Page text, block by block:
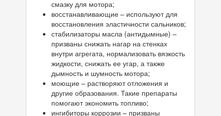
смазку для мотора;
восстанавливающие – используют для
восстановления эластичности сальников;
стабилизаторы масла (антидымные) –
призваны снижать нагар на стенках
внутри агрегата, нормализовать вязкость
жидкости, снижать ее угар, а также
дымность и шумность мотора;
моющие – растворяют отложения и
другие образования. Такие препараты
помогают экономить топливо;
ингибиторы коррозии – призваны